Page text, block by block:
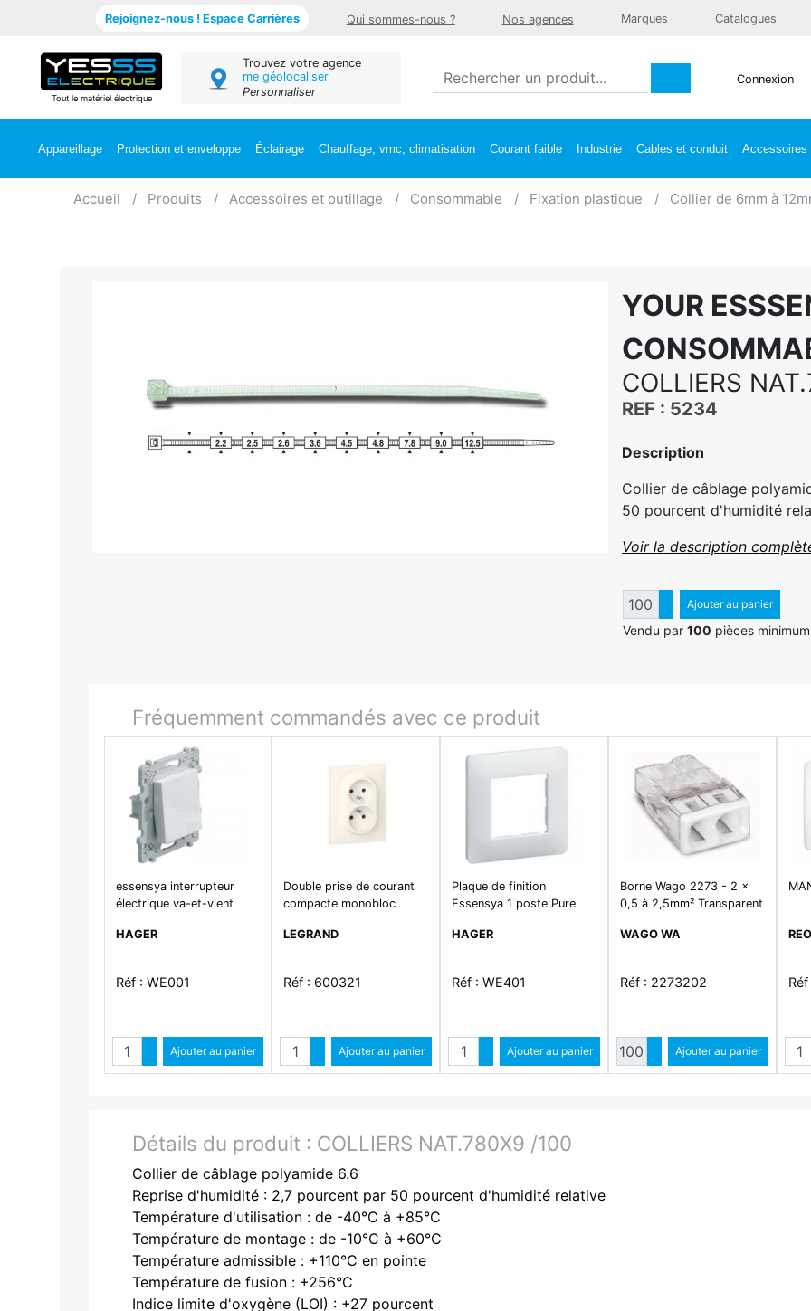
Rejoignez-nous ! Espace Carrières Qui sommes-nous ? Nos agences Marques Catalogues
Tout le matériel électrique
Trouvez votre agence
me géolocaliser
Personnaliser
Connexion
Appareillage Protection et enveloppe Éclairage Chauffage, vmc, climatisation Courant faible Industrie Cables et conduit Accessoires
Accueil Produits Accessoires et outillage Consommable Fixation plastique Collier de 6mm à
YOUR
COLLIERS
REF : 5234
Description
Collier de câblage
50 pourcent d'humidité
Voir la description
QuantitéAugmenter quantité
Diminuer quantité
Ajouter au panier
Vendu par 100 pièces minimum
Fréquemment commandés avec ce produit
essensya interrupteur
électrique va-et-vient
HAGER
Réf : WE001
Quantité
Augmenter quantité
Diminuer quantité
Ajouter au panier
Double prise de courant
compacte monobloc
16A livrée avec plaque
LEGRAND
Réf : 600321
Quantité
Augmenter quantité
Diminuer quantité
Ajouter au panier
Plaque de finition
Essensya 1 poste Pure
HAGER
Réf : WE401
Quantité
Augmenter quantité
Diminuer quantité
Ajouter au panier
Borne Wago 2273 - 2 x
0,5 à 2,5mm² Transparent
WAGO WA
Réf : 2273202
Quantité
Augmenter quantité
Diminuer quantité
Ajouter au panier
Détails du produit : COLLIERS NAT.780X9 /100
Collier de câblage polyamide 6.6
Reprise d'humidité : 2,7 pourcent par 50 pourcent d'humidité relative
Température d'utilisation : de -40°C à +85°C
Température de montage : de -10°C à +60°C
Température admissible : +110°C en pointe
Température de fusion : +256°C
Indice limite d'oxygène (LOI) : +27 pourcent